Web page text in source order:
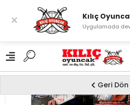
Geri Dön
× Kılıç
Uygulamada